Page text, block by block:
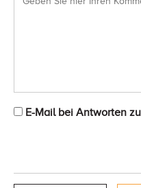
E-Mail bei Antworten